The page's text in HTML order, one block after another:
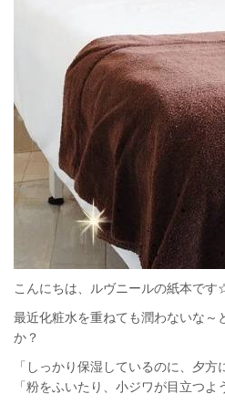
こんにちは、ルヴニールの紙本です
最近化粧水を重ねても潤わないな～
か？
「しっかり保湿しているのに、夕方
「粉をふいたり、小ジワが目立つよ